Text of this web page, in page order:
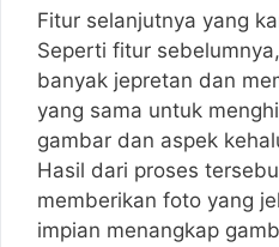
Fitur selanjutnya yang
Seperti fitur
banyak jepretan dan
yang sama untuk
gambar dan aspek
Hasil dari proses
memberikan foto yang
impian menangkap